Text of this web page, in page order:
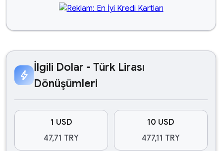
bolt
İlgili Dolar - Türk Lirası
Dönüşümleri
1 USD
47,71 TRY
10 USD
477,11 TRY